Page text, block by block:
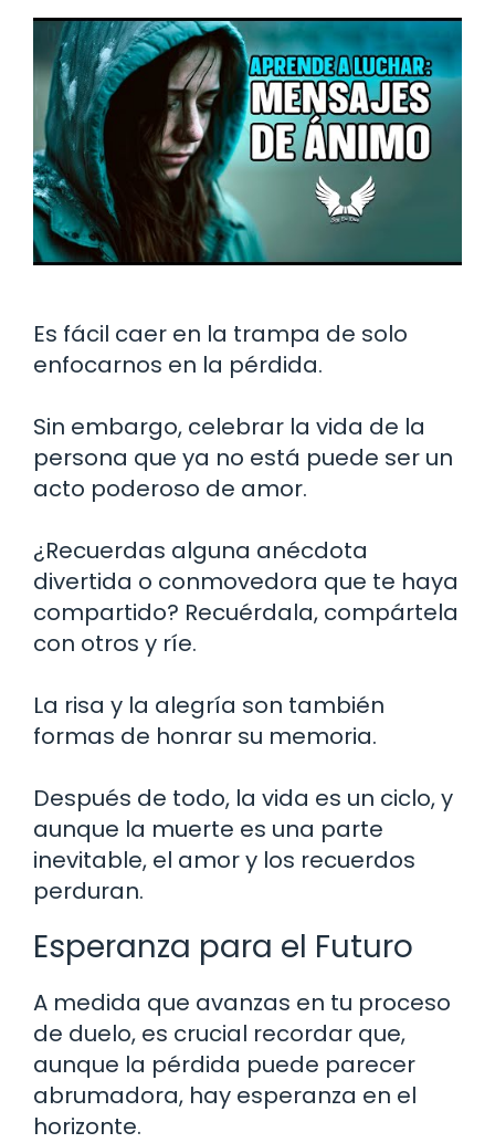
Es fácil caer en la trampa de solo
enfocarnos en la pérdida.
Sin embargo, celebrar la vida de la
persona que ya no está puede ser un
acto poderoso de amor.
¿Recuerdas alguna anécdota
divertida o conmovedora que te haya
compartido? Recuérdala, compártela
con otros y ríe.
La risa y la alegría son también
formas de honrar su memoria.
Después de todo, la vida es un ciclo, y
aunque la muerte es una parte
inevitable, el amor y los recuerdos
perduran.
Esperanza para el Futuro
A medida que avanzas en tu proceso
de duelo, es crucial recordar que,
aunque la pérdida puede parecer
abrumadora, hay esperanza en el
horizonte.